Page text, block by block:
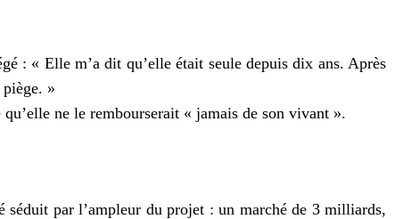
: « Elle m’a dit qu’elle était seule depuis dix ans. Après
»
ne le rembourserait « jamais de son vivant ».
séduit par l’ampleur du projet : un marché de 3 milliards,